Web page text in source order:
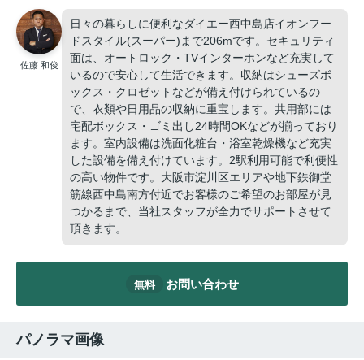
佐藤 和俊
日々の暮らしに便利なダイエー西中島店イオンフー
ドスタイル(スーパー)まで206mです。セキュリティ
面は、オートロック・TVインターホンなど充実して
いるので安心して生活できます。収納はシューズボ
ックス・クロゼットなどが備え付けられているの
で、衣類や日用品の収納に重宝します。共用部には
宅配ボックス・ゴミ出し24時間OKなどが揃っており
ます。室内設備は洗面化粧台・浴室乾燥機など充実
した設備を備え付けています。2駅利用可能で利便性
の高い物件です。大阪市淀川区エリアや地下鉄御堂
筋線西中島南方付近でお客様のご希望のお部屋が見
つかるまで、当社スタッフが全力でサポートさせて
頂きます。
無料 お問い合わせ
パノラマ画像